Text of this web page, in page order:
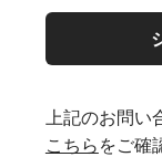
上記のお問い
こちら をご確